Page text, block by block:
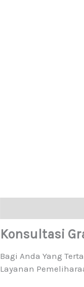
Konsultasi
Bagi Anda Yang
Layanan